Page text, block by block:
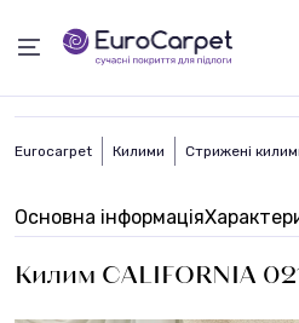
Eurocarpet Килими Стрижені
Основна інформація
Килим CALIFORNIA
ЗВОРОТНІЙ